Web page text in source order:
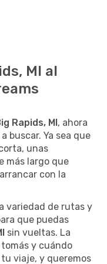
MI al
Rapids, MI, ahora
buscar. Ya sea que
unas
más largo que
con la
variedad de rutas y
que puedas
sin vueltas. La
y cuándo
viaje, y queremos